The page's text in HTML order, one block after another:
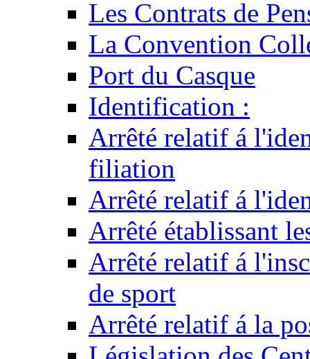
Les Contrats de
La Convention
Port du Casque
Identification :
Arrêté relatif á
filiation
Arrêté relatif á
Arrêté établissant
Arrêté relatif á
de sport
Arrêté relatif á la